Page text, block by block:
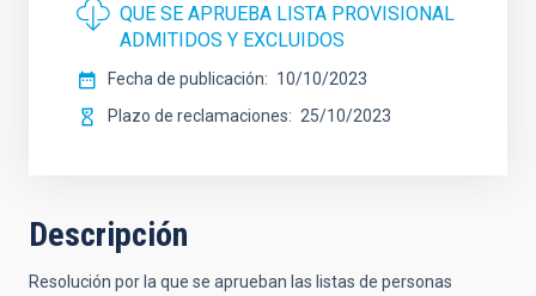
QUE SE APRUEBA LISTA PROVISIONAL
ADMITIDOS Y EXCLUIDOS
Fecha de publicación
10/10/2023
Plazo de reclamaciones
25/10/2023
Descripción
Resolución por la que se aprueban las listas de personas